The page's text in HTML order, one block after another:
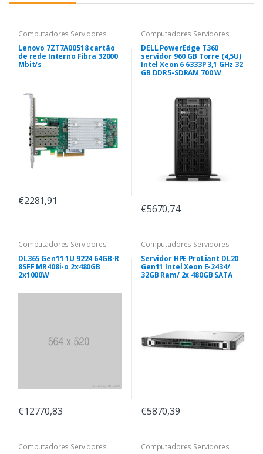
Computadores Servidores
Lenovo 7ZT7A00518 cartão
de rede Interno Fibra 32000
Mbit/s
€2281,91
Computadores Servidores
DELL PowerEdge T360
servidor 960 GB Torre (4,5U)
Intel Xeon 6 6333P 3,1 GHz 32
GB DDR5-SDRAM 700 W
€5670,74
Computadores Servidores
DL365 Gen11 1U 9224 64GB-R
8SFF MR408i-o 2x480GB
2x1000W
€12770,83
Computadores Servidores
Servidor HPE ProLiant DL20
Gen11 Intel Xeon E-2434/
32GB Ram/ 2x 480GB SATA
€5870,39
Computadores Servidores
Computadores Servidores